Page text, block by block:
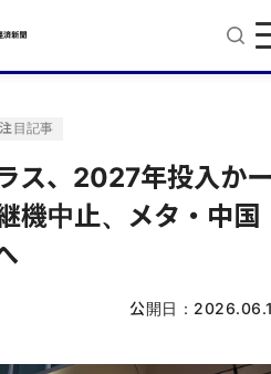
注目記事
ス、2027年投入か
機中止、メタ・中国
公開日：